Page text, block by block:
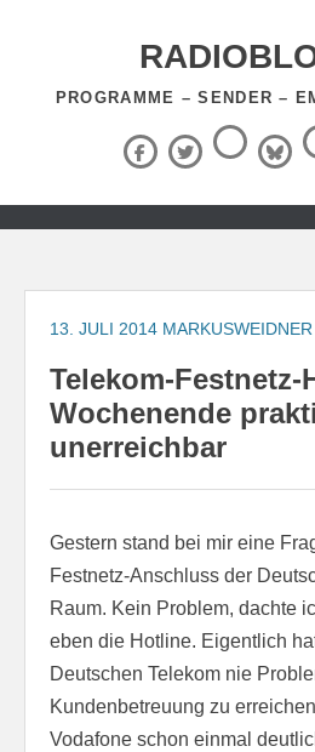
PROGRAMME – SENDER –
Facebook
X
(Twitter)
Threads
Zum
springen
13. JULI 2014 MARKUSWEIDNER
Telekom-Festnetz-
Wochenende
unerreichbar
Gestern stand bei mir eine
Festnetz-Anschluss der
Raum. Kein Problem, dachte
eben die Hotline. Eigentlich
Deutschen Telekom nie
Kundenbetreuung zu
Vodafone schon einmal